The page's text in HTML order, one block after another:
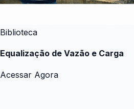
Biblioteca
Equalização de Vazão e Carga
Acessar Agora